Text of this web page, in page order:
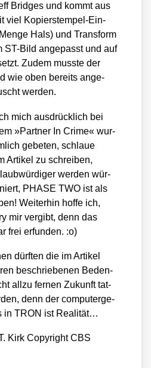
Bridges und kommt aus
viel Kopier­stem­pel-Ein­
Hals) und Trans­form
ST-Bild ange­passt und auf
Zudem muss­te der
wie oben bereits ange­
wer­den.
mich aus­drück­lich bei
»Part­ner In Crime« wur­
gebe­ten, schlaue
Arti­kel zu schrei­ben,
wer­den wür­
PHASE TWO ist als
Wei­ter­hin hof­fe ich,
mir ver­gibt, denn das
frei erfun­den. :o)
dürf­ten die im Arti­kel
beschrie­be­nen Beden­
all­zu fer­nen Zukunft tat­
denn der com­pu­ter­ge­
in TRON ist Rea­li­tät…
Kirk Copy­right CBS